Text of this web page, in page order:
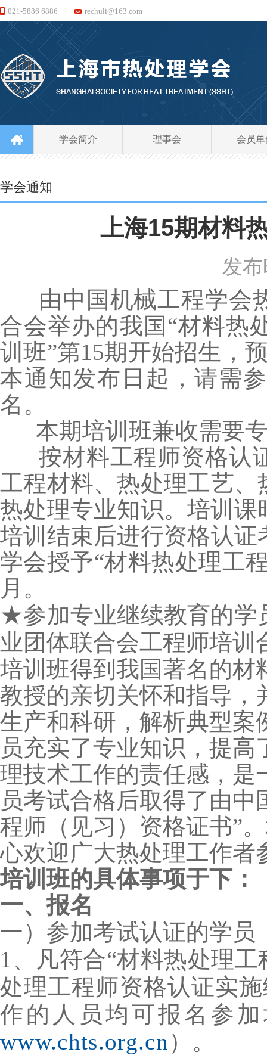
021-5886 6886 rechuli@163.com
学会简介 理事会 会员单
学会通知
上海15期材料
发
由中国机械工程学会
合会举办的我国“材料热
训班”第15期开始招生，
本通知发布日起，请需
名。
本期培训班兼收需要专
按材料工程师资格认
工程材料、热处理工艺
热处理专业知识。培训
培训结束后进行资格认
学会授予“材料热处理工
月。
★参加专业继续教育的学
业团体联合会工程师培训
培训班得到我国著名的材
教授的亲切关怀和指导，
生产和科研，解析典型案
员充实了专业知识，提
理技术工作的责任感，是
员考试合格后取得了由
程师（见习）资格证书”
心欢迎广大热处理工作者
培训班的具体事项于下：
一、报名
一）参加考试认证的学员
1、凡符合“材料热处理
处理工程师资格认证实
作的人员均可报名参
www.chts.org.cn ）。